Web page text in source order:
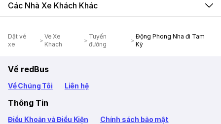
Các Nhà Xe Khách Khác
Dặt vé
xe
Ve Xe
Khach
Tuyến
đường
Động Phong Nha đi Tam
Kỳ
Về redBus
Về Chúng Tôi Liên hệ
Thông Tin
Điều Khoản và Điều Kiện Chính sách bảo mật